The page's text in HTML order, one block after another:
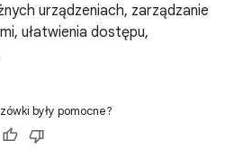
urządzeniach, zarządzanie
ułatwienia dostępu,
były pomocne?